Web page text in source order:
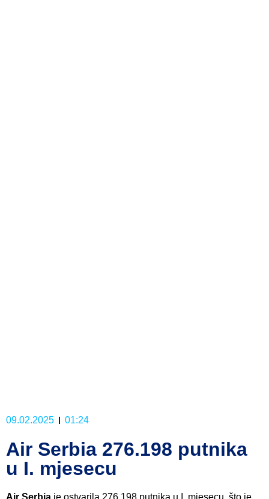
09.02.2025 01:24
Air Serbia 276.198 putnika
u I. mjesecu
Air Serbia je ostvarila 276.198 putnika u I. mjesecu, što je